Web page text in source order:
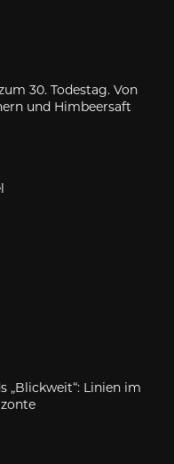
30. Todestag. Von
und Himbeersaft
„Blickweit“: Linien im